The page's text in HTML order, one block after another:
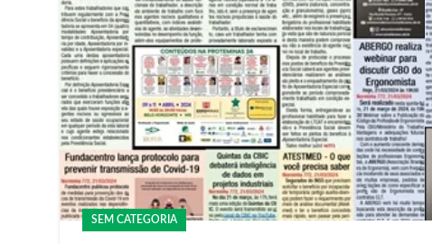
SEM CATEGORIA